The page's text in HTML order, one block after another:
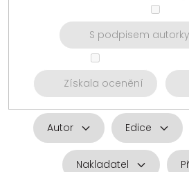
S podpisem
Získala ocenění
Autor Edice
Nakladatel